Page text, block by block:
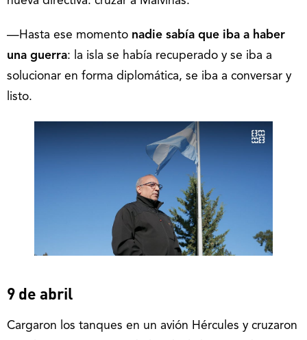
—Hasta ese momento nadie sabía que iba a haber
una guerra: la isla se había recuperado y se iba a
solucionar en forma diplomática, se iba a conversar y
listo.
9 de abril
Cargaron los tanques en un avión Hércules y cruzaron